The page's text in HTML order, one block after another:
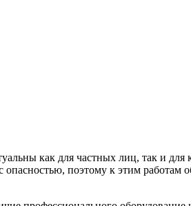
как для частных лиц, так и
поэтому к этим работам